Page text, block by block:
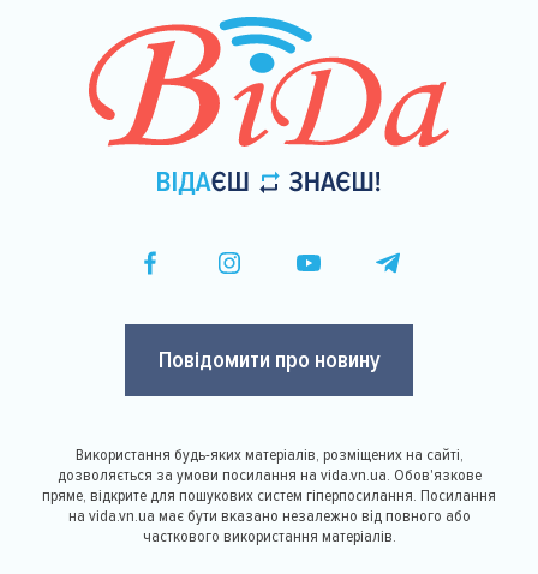
Повідомити про новину
Використання будь-яких матеріалів, розміщених на сайті,
дозволяється за умови посилання на vida.vn.ua. Обов'язкове
пряме, відкрите для пошукових систем гіперпосилання. Посилання
на vida.vn.ua має бути вказано незалежно від повного або
часткового використання матеріалів.